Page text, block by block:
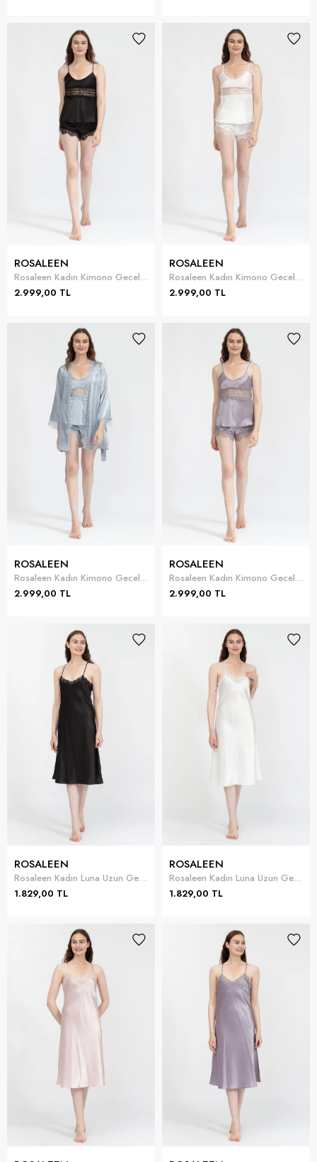
ROSALEEN
Rosaleen Kadın Kimono Gecelik Takımı
2.999,00 TL
ROSALEEN
Rosaleen Kadın Kimono Gecelik Takımı
2.999,00 TL
ROSALEEN
Rosaleen Kadın Kimono Gecelik Takımı
2.999,00 TL
ROSALEEN
Rosaleen Kadın Kimono Gecelik Takımı
2.999,00 TL
ROSALEEN
Rosaleen Kadın Luna Uzun Gecelik
1.829,00 TL
ROSALEEN
Rosaleen Kadın Luna Uzun Gecelik
1.829,00 TL